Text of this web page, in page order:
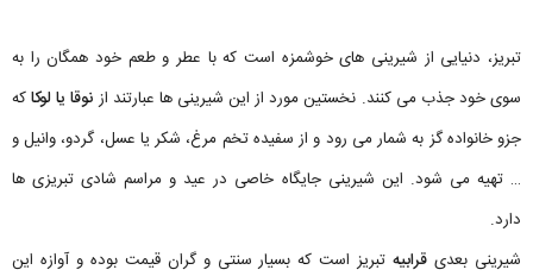
تبریز، دنیایی از شیرینی های خوشمزه است که با عطر و طعم خود همگان را به
سوی خود جذب می کنند. نخستین مورد از این شیرینی ها عبارتند ازنوقا یا لوکاکه
جزو خانواده گز به شمار می رود و از سفیده تخم مرغ، شکر یا عسل، گردو، وانیل و
… تهیه می شود. این شیرینی جایگاه خاصی در عید و مراسم شادی تبریزی ها
دارد.
شیرینی بعدی قرابیهتبریز است که بسیار سنتی و گران قیمت بوده و آوازه این